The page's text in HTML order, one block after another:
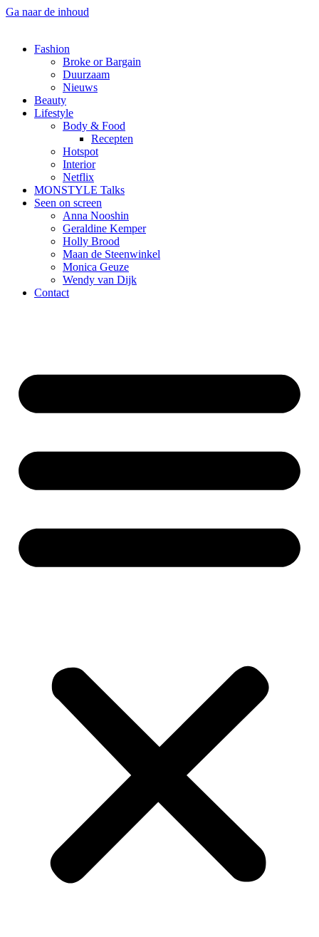
Ga naar de inhoud
Fashion
Broke or Bargain
Duurzaam
Nieuws
Beauty
Lifestyle
Body & Food
Recepten
Hotspot
Interior
Netflix
MONSTYLE Talks
Seen on screen
Anna Nooshin
Geraldine Kemper
Holly Brood
Maan de Steenwinkel
Monica Geuze
Wendy van Dijk
Contact